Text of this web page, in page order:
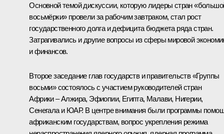
Основной темой дискуссии, которую лидеры стран
восьмёрки» провели за рабочим завтраком, стал рост
государственного долга и дефицита бюджета ряда стран.
Затрагивались и другие вопросы из сферы мировой
и финансов.
Второе заседание глав государств и правительств «Группы
восьми» состоялось с участием руководителей стран
Африки – Алжира, Эфиопии, Египта, Малави, Нигерии,
Сенегала и ЮАР. В центре внимания были программы
африканским государствам, вопрос укрепления режима